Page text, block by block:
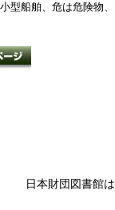
型船舶、危は危険物
日本財団図書館